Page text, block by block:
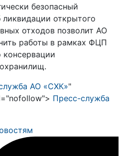
безопасный
открытого
отходов позволит АО
работы в рамках ФЦП
консервации
АО «СХК»"
Пресс-служба